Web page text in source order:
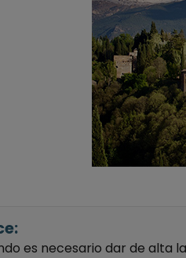
es necesario dar de alta